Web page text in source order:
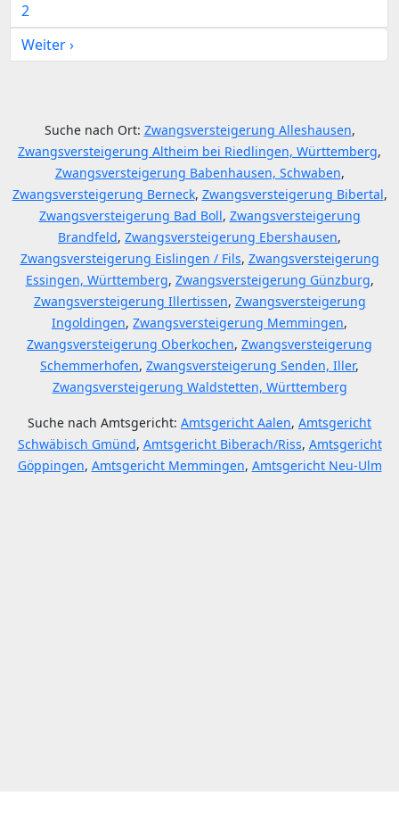
2
Weiter ›
Suche nach Ort: Zwangsversteigerung Alleshausen,
Zwangsversteigerung Altheim bei Riedlingen, Württemberg,
Zwangsversteigerung Babenhausen, Schwaben,
Zwangsversteigerung Berneck, Zwangsversteigerung Bibertal,
Zwangsversteigerung Bad Boll, Zwangsversteigerung
Brandfeld, Zwangsversteigerung Ebershausen,
Zwangsversteigerung Eislingen / Fils, Zwangsversteigerung
Essingen, Württemberg, Zwangsversteigerung Günzburg,
Zwangsversteigerung Illertissen, Zwangsversteigerung
Ingoldingen, Zwangsversteigerung Memmingen,
Zwangsversteigerung Oberkochen, Zwangsversteigerung
Schemmerhofen, Zwangsversteigerung Senden, Iller,
Zwangsversteigerung Waldstetten, Württemberg
Suche nach Amtsgericht: Amtsgericht Aalen, Amtsgericht
Schwäbisch Gmünd, Amtsgericht Biberach/Riss, Amtsgericht
Göppingen, Amtsgericht Memmingen, Amtsgericht Neu-Ulm